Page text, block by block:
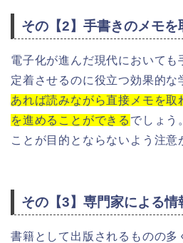
その【2】手書きのメモを
電子化が進んだ現代においても
定着させるのに役立つ効果的な
あれば読みながら直接メモを取
を進めることができる でしょう
ことが目的とならないよう注意
その【3】専門家による情
書籍として出版されるものの多